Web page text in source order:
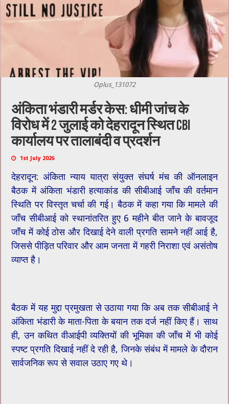
Oplus_131072
अंकिता भंडारी मर्डर केस: धीमी जांच के
विरोध में 2 जुलाई को देहरादून स्थित CBI
कार्यालय पर तालाबंदी व प्रदर्शन
1st July 2026
देहरादून: अंकिता न्याय यात्रा संयुक्त संघर्ष मंच की ऑनलाइन
बैठक में अंकिता भंडारी हत्याकांड की सीबीआई जाँच की वर्तमान
स्थिति पर विस्तृत चर्चा की गई। बैठक में कहा गया कि मामले की
जाँच सीबीआई को स्थानांतरित हुए 6 महीने बीत जाने के बावजूद
जाँच में कोई ठोस और दिखाई देने वाली प्रगति सामने नहीं आई है,
जिससे पीड़ित परिवार और आम जनता में गहरी निराशा एवं असंतोष
व्याप्त है।
बैठक में यह मुद्दा प्रमुखता से उठाया गया कि अब तक सीबीआई ने
अंकिता भंडारी के माता-पिता के बयान तक दर्ज नहीं किए हैं। साथ
ही, उन कथित वीआईपी व्यक्तियों की भूमिका की जाँच में भी कोई
स्पष्ट प्रगति दिखाई नहीं दे रही है, जिनके संबंध में मामले के दौरान
सार्वजनिक रूप से सवाल उठाए गए थे।